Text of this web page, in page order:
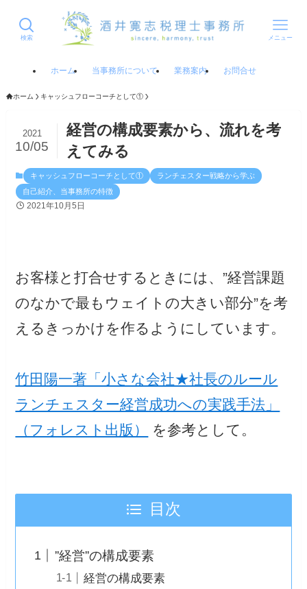
検索 メニュー
ホーム 当事務所について 業務案内 お問合せ
ホーム キャッシュフローコーチとして①
経営の構成要素から、流れを考
えてみる
2021
10/05
キャッシュフローコーチとして①
ランチェスター戦略から学ぶ
自己紹介、当事務所の特徴
2021年10月5日
お客様と打合せするときには、”経営課題
のなかで最もウェイトの大きい部分”を考
えるきっかけを作るようにしています。
竹田陽一著「小さな会社★社長のルール
ランチェスター経営成功への実践手法」
（フォレスト出版）
を参考として。
目次
”経営”の構成要素
経営の構成要素